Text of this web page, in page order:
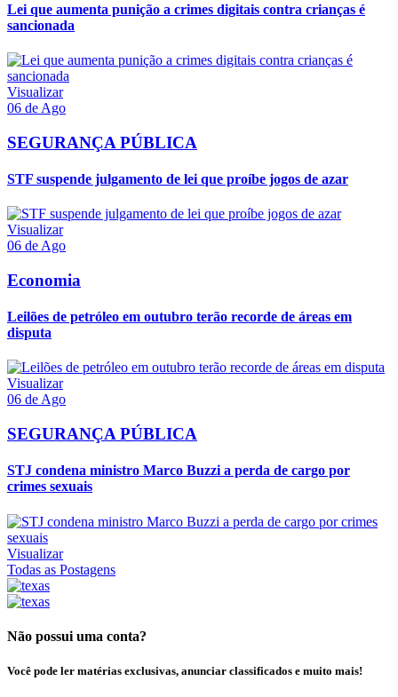
Lei que aumenta punição a crimes digitais contra crianças é
sancionada
Visualizar
06 de Ago
SEGURANÇA PÚBLICA
STF suspende julgamento de lei que proíbe jogos de azar
Visualizar
06 de Ago
Economia
Leilões de petróleo em outubro terão recorde de áreas em
disputa
Visualizar
06 de Ago
SEGURANÇA PÚBLICA
STJ condena ministro Marco Buzzi a perda de cargo por
crimes sexuais
Visualizar
Todas as Postagens
Não possui uma conta?
Você pode ler matérias exclusivas, anunciar classificados e muito mais!